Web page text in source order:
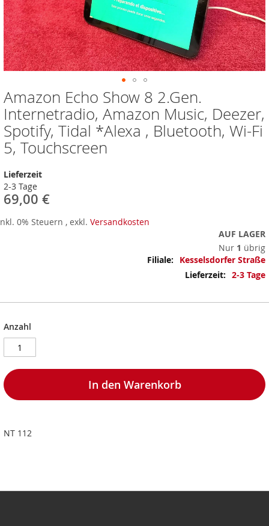
Amazon Echo Show 8 2.Gen.
Internetradio, Amazon Music, Deezer,
Spotify, Tidal *Alexa , Bluetooth, Wi-Fi
5, Touchscreen
Lieferzeit
2-3 Tage
69,00 €
0% Steuern , exkl. Versandkosten
AUF LAGER
Nur 1 übrig
Mehr
Informationen
Kesselsdorfer Straße
2-3 Tage
Anzahl
In den Warenkorb
NT 112
Zum
Anfang
der
Bildergalerie
springen